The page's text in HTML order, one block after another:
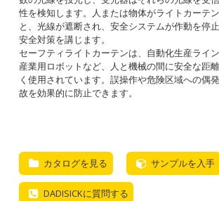
性を検知します。人または物体がライトカーテ
と、光線が遮断され、安全システムが作動を停
安全対策を講じます。
セーフティライトカーテンは、自動化生産ライン
産業用ロボットなど、人と機械の間に安全な距
く使用されています。誤操作や危険区域への偶
故を効果的に防止できます。
カタログを見る サンプルを入手
DADISICKに質問する